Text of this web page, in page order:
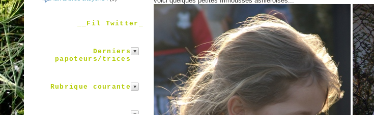
__Fil Twitter_
Derniers
papoteurs/trices
Rubrique courante